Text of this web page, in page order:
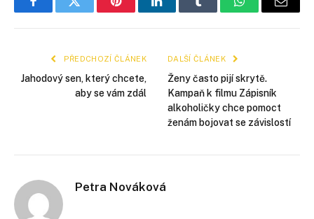
FacebookTwitter PinterestLinkedInTumblr WhatsApp
E-
PŘEDCHOZÍ ČLÁNEK
Jahodový sen, který chcete,
aby se vám zdál
DALŠÍ ČLÁNEK
Ženy často pijí skrytě.
Kampaň k filmu Zápisník
alkoholičky chce pomoct
ženám bojovat se závislostí
Petra Nováková